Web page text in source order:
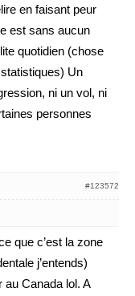
en faisant peur
est sans aucun
quotidien (chose
Un
ni un vol, ni
personnes
#123572
que c’est la zone
j’entends)
au Canada lol. A